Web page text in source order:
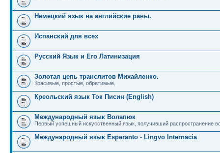
Немецкий язык на английские раны.
Испанский для всех
Русский Язык и Его Латинизация
Золотая цепь транслитов Михайленко.
Красивые, простые, обратимые.
Креольский язык Ток Писин (English)
Международный язык Волапюк
Первый успешный искусственный язык, получивший распространение
Международный язык Esperanto - Lingvo Internacia